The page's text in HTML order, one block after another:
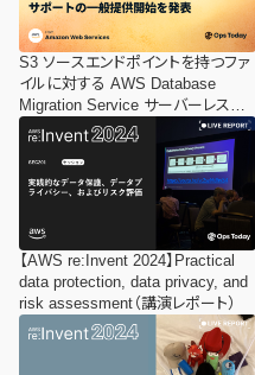
S3 ソースエンドポイントを持つファ
イルに対する AWS Database
Migration Service サーバーレスサ
ポートの一般提供開始を発表
【AWS re:Invent 2024】Practical
data protection, data privacy, and
risk assessment（講演レポート）